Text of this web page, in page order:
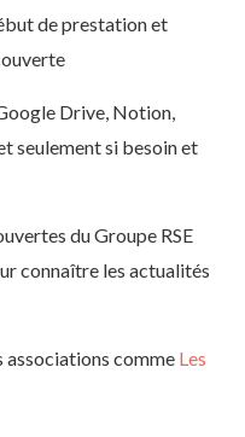
de prestation et
Drive, Notion,
seulement si besoin et
du Groupe RSE
connaître les actualités
associations comme Les